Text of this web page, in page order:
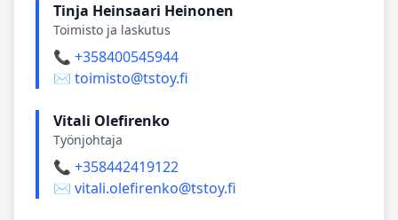
Tinja Heinsaari Heinonen
Toimisto ja laskutus
📞 +358400545944
✉️ toimisto@tstoy.fi
Vitali Olefirenko
Työnjohtaja
📞 +358442419122
✉️ vitali.olefirenko@tstoy.fi